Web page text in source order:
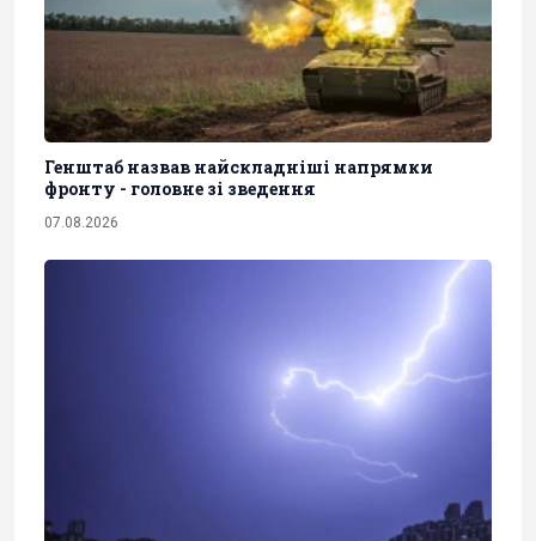
Генштаб назвав найскладніші напрямки
фронту - головне зі зведення
07.08.2026